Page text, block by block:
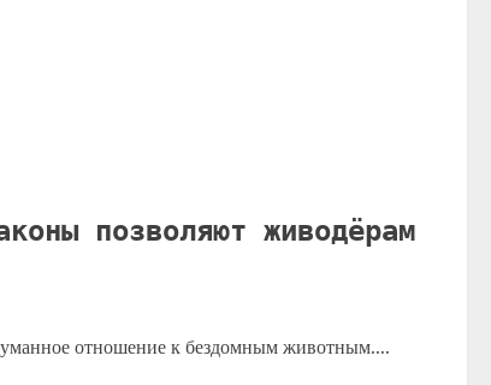
позволяют живодёрам
отношение к бездомным животным....